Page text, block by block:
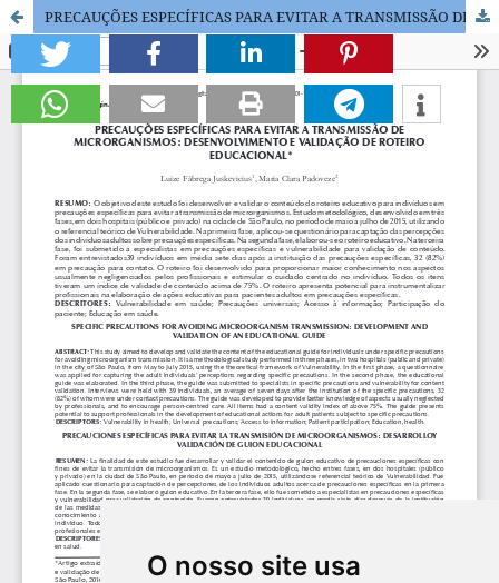
O nosso site usa
PRECAUÇÕES ESPECÍFICAS PARA EVITAR A TRANSMISSÃO DE MICRORGANISMOS: DESENVOLVIMENTO E VALIDAÇÃO DE ROTEIRO EDUCACIONAL